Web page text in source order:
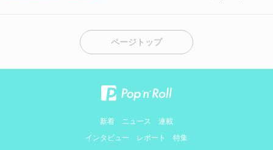
ページトップ
新着 ニュース
連載
インタビュー
レポート 特集